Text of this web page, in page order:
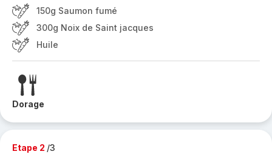
150g Saumon fumé
300g Noix de Saint jacques
Huile
Dorage
Etape 2 /3